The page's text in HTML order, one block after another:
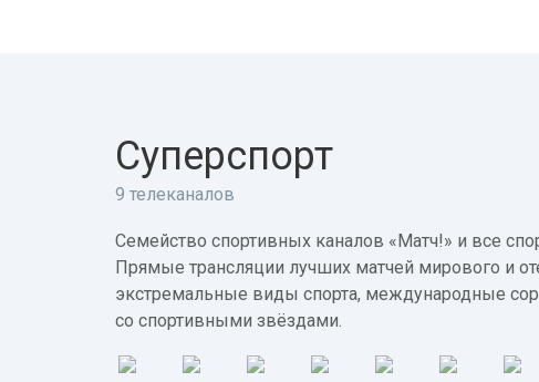
Суперспорт
9 телеканалов
Семейство спортивных каналов «Матч!» и все
Прямые трансляции лучших матчей мирового и
экстремальные виды спорта, международные
со спортивными звёздами.